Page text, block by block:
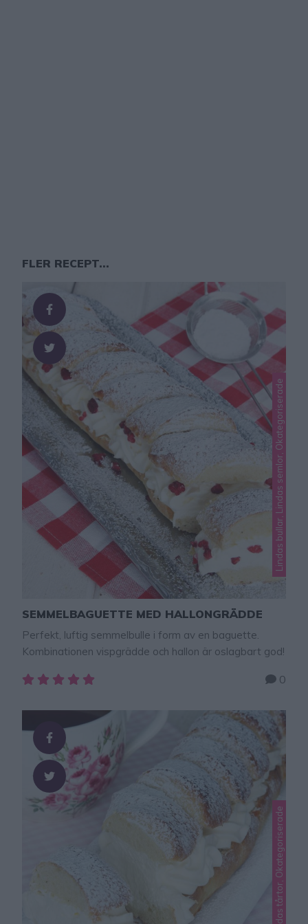
FLER RECEPT...
Lindas bullar, Lindas semlor, Okategoriserade
SEMMELBAGUETTE MED HALLONGRÄDDE
Perfekt, luftig semmelbulle i form av en baguette.
Kombinationen vispgrädde och hallon är oslagbart god!
0